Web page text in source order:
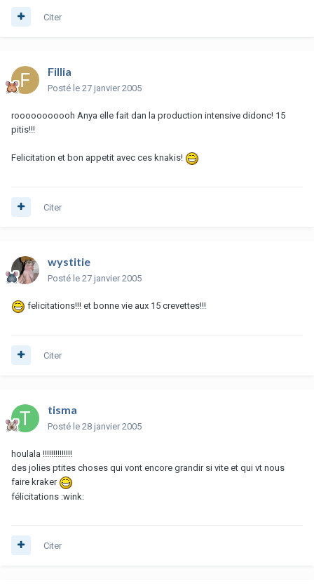
Citer
Fillia
Posté le 27 janvier 2005
rooooooooooh Anya elle fait dan la production intensive didonc! 15
pitis!!!
Felicitation et bon appetit avec ces knakis!
Citer
wystitie
Posté le 27 janvier 2005
felicitations!!! et bonne vie aux 15 crevettes!!!
Citer
tisma
Posté le 28 janvier 2005
houlala !!!!!!!!!!!!!!
des jolies ptites choses qui vont encore grandir si vite et qui vt nous
faire kraker
félicitations :wink:
Citer